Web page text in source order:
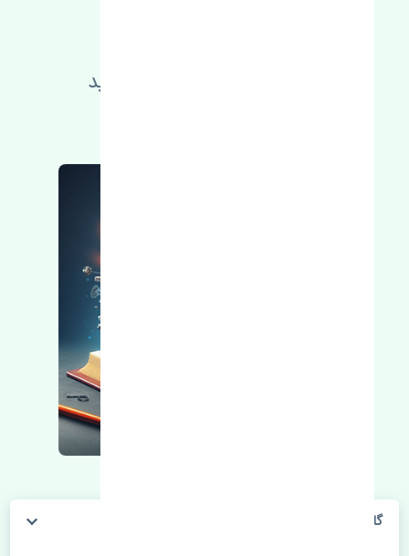
اطلاعات فنی خود را بالا ببرید
گلگیر جلو راست رنو تالیسمان اصلی